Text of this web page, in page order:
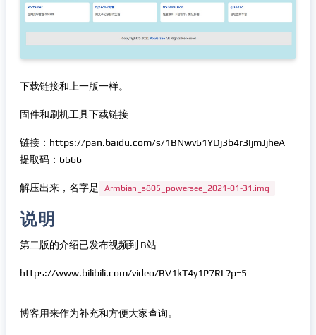
下载链接和上一版一样。
固件和刷机工具下载链接
链接：https://pan.baidu.com/s/1BNwv61YDj3b4r3IjmJjheA
提取码：6666
解压出来，名字是 Armbian_s805_powersee_2021-01-31.img
说明
第二版的介绍已发布视频到 B站
https://www.bilibili.com/video/BV1kT4y1P7RL?p=5
博客用来作为补充和方便大家查询。